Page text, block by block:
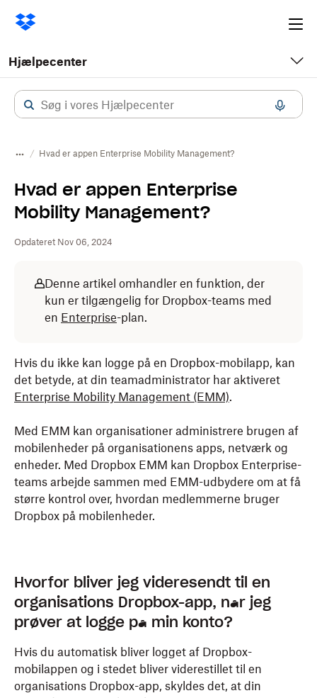
Hjælpecenter
Hvad er appen Enterprise Mobility Management?
Hvad er appen Enterprise
Mobility Management?
Opdateret Nov 06, 2024
Denne artikel omhandler en funktion, der
kun er tilgængelig for Dropbox-teams med
en Enterprise-plan.
Hvis du ikke kan logge på en Dropbox-mobilapp, kan
det betyde, at din teamadministrator har aktiveret
Enterprise Mobility Management (EMM).
Med EMM kan organisationer administrere brugen af
mobilenheder på organisationens apps, netværk og
enheder. Med Dropbox EMM kan Dropbox Enterprise-
teams arbejde sammen med EMM-udbydere om at få
større kontrol over, hvordan medlemmerne bruger
Dropbox på mobilenheder.
Hvorfor bliver jeg videresendt til en
organisations Dropbox-app, når jeg
prøver at logge på min konto?
Hvis du automatisk bliver logget af Dropbox-
mobilappen og i stedet bliver viderestillet til en
organisations Dropbox-app, skyldes det, at din